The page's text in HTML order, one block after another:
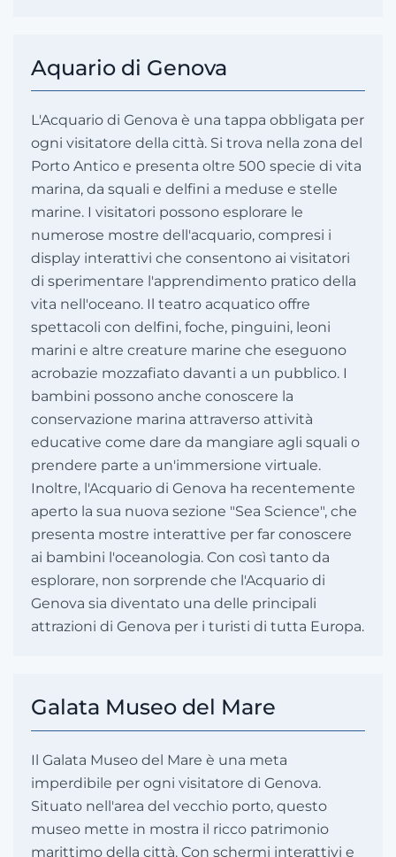
Aquario di Genova
L'Acquario di Genova è una tappa obbligata per
ogni visitatore della città. Si trova nella zona del
Porto Antico e presenta oltre 500 specie di vita
marina, da squali e delfini a meduse e stelle
marine. I visitatori possono esplorare le
numerose mostre dell'acquario, compresi i
display interattivi che consentono ai visitatori
di sperimentare l'apprendimento pratico della
vita nell'oceano. Il teatro acquatico offre
spettacoli con delfini, foche, pinguini, leoni
marini e altre creature marine che eseguono
acrobazie mozzafiato davanti a un pubblico. I
bambini possono anche conoscere la
conservazione marina attraverso attività
educative come dare da mangiare agli squali o
prendere parte a un'immersione virtuale.
Inoltre, l'Acquario di Genova ha recentemente
aperto la sua nuova sezione "Sea Science", che
presenta mostre interattive per far conoscere
ai bambini l'oceanologia. Con così tanto da
esplorare, non sorprende che l'Acquario di
Genova sia diventato una delle principali
attrazioni di Genova per i turisti di tutta Europa.
Galata Museo del Mare
Il Galata Museo del Mare è una meta
imperdibile per ogni visitatore di Genova.
Situato nell'area del vecchio porto, questo
museo mette in mostra il ricco patrimonio
marittimo della città. Con schermi interattivi e